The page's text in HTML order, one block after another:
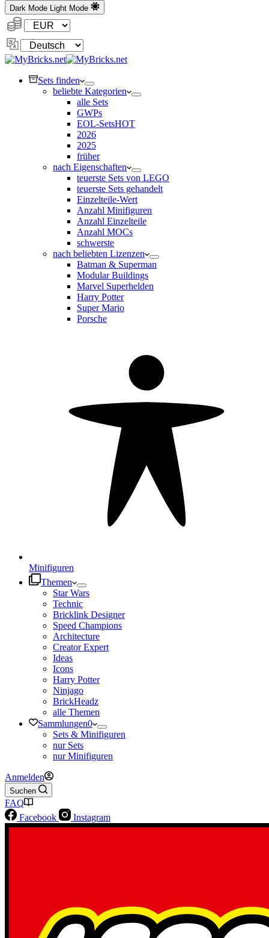
Dark Mode Light Mode
Währung:
Sprache
ändern
Sets finden
beliebte Kategorien
alle Sets
GWPs
EOL-SetsHOT
2026
2025
früher
nach Eigenschaften
teuerste Sets von LEGO
teuerste Sets gehandelt
Einzelteile-Wert
Anzahl Minifiguren
Anzahl Einzelteile
Anzahl MOCs
schwerste
nach beliebten Lizenzen
Batman & Superman
Modular Buildings
Marvel Superhelden
Harry Potter
Super Mario
Porsche
Minifiguren
Themen
Star Wars
Technic
Bricklink Designer
Speed Champions
Architecture
Creator Expert
Ideas
Icons
Harry Potter
Ninjago
BrickHeadz
alle Themen
Sammlungen0
Sets & Minifiguren
nur Sets
nur Minifiguren
Anmelden
Suchen
FAQ
Facebook
Instagram